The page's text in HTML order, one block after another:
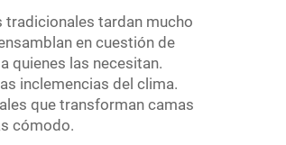
tardan mucho
en cuestión de
quienes las necesitan.
inclemencias del clima.
que transforman camas
cómodo.